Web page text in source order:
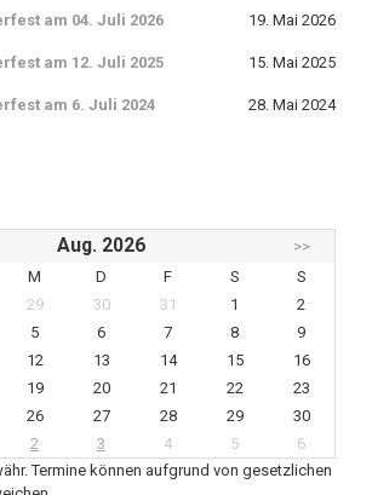
am 04. Juli 2026 19. Mai 2026
am 12. Juli 2025 15. Mai 2025
am 6. Juli 2024 28. Mai 2024
Aug. 2026
>>
M D F S
S
29 30 31 1
2
5 6 7 8
9
12 13 14 15
16
19 20 21 22
23
26 27 28 29
30
2 3 4 5
6
Termine können aufgrund von gesetzlichen